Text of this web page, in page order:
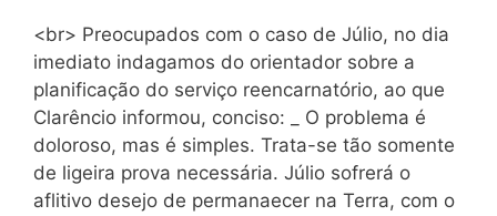
<br> Preocupados com o caso de Júlio, no dia
imediato indagamos do orientador sobre a
planificação do serviço reencarnatório, ao que
Clarêncio informou, conciso: _ O problema é
doloroso, mas é simples. Trata-se tão somente
de ligeira prova necessária. Júlio sofrerá o
aflitivo desejo de permanaecer na Terra, com o